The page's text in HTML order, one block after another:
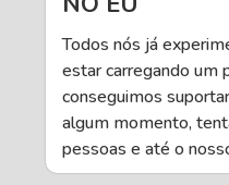
Todos nós já
estar carregando um
conseguimos
algum momento,
pessoas e até o